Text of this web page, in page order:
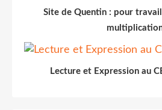
Site de Quentin : pour
Lecture et Expression au